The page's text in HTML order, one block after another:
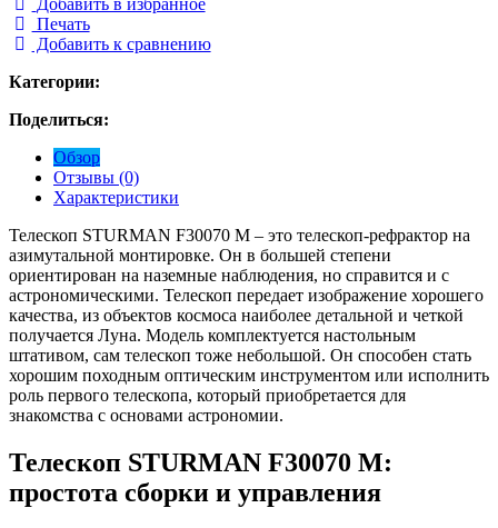
Печать
Добавить к сравнению
Категории:
Поделиться:
Обзор
Отзывы (0)
Характеристики
Телескоп STURMAN F30070 M – это телескоп-рефрактор на
азимутальной монтировке. Он в большей степени
ориентирован на наземные наблюдения, но справится и с
астрономическими. Телескоп передает изображение хорошего
качества, из объектов космоса наиболее детальной и четкой
получается Луна. Модель комплектуется настольным
штативом, сам телескоп тоже небольшой. Он способен стать
хорошим походным оптическим инструментом или исполнить
роль первого телескопа, который приобретается для
знакомства с основами астрономии.
Телескоп STURMAN F30070 M:
простота сборки и управления